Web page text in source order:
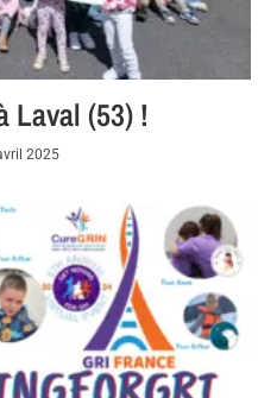
Laval (53) !
2025